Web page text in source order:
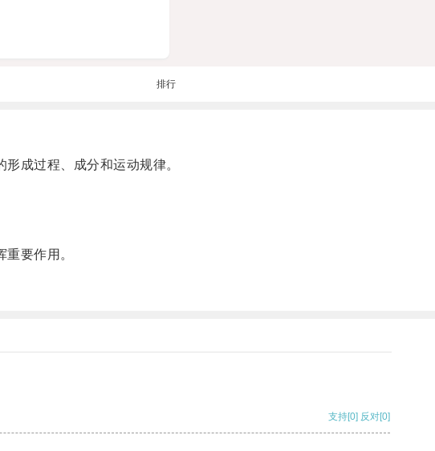
排行
成过程、成分和运动规律。
要作用。
支持[0] 反对[0]